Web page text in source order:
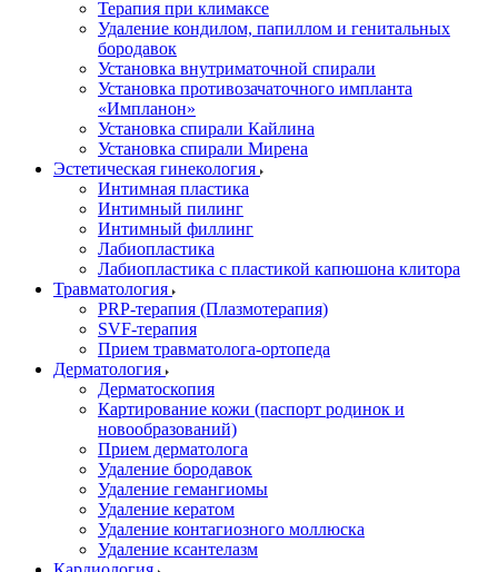
Терапия при климаксе
Удаление кондилом, папиллом и генитальных
бородавок
Установка внутриматочной спирали
Установка противозачаточного импланта
«Импланон»
Установка спирали Кайлина
Установка спирали Мирена
Эстетическая гинекология
Интимная пластика
Интимный пилинг
Интимный филлинг
Лабиопластика
Лабиопластика с пластикой капюшона клитора
Травматология
PRP-терапия (Плазмотерапия)
SVF-терапия
Прием травматолога-ортопеда
Дерматология
Дерматоскопия
Картирование кожи (паспорт родинок и
новообразований)
Прием дерматолога
Удаление бородавок
Удаление гемангиомы
Удаление кератом
Удаление контагиозного моллюска
Удаление ксантелазм